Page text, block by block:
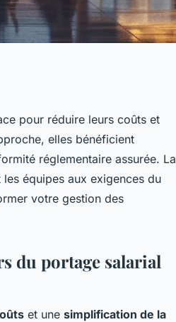
pour réduire leurs coûts et
elles bénéficient
réglementaire assurée. La
équipes aux exigences du
votre gestion des
du portage salarial
et une simplification de la